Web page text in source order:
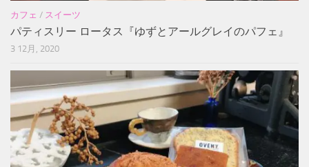
カフェ / スイーツ
パティスリー ロータス『ゆずとアールグレイのパフェ』
3 12月, 2020